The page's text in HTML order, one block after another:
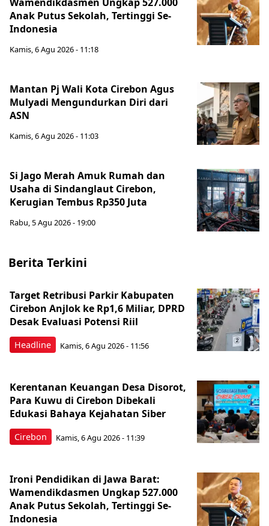
Anak Putus Sekolah, Tertinggi Se-
Indonesia
Kamis, 6 Agu 2026 - 11:18
Mantan Pj Wali Kota Cirebon Agus
Mulyadi Mengundurkan Diri dari
ASN
Kamis, 6 Agu 2026 - 11:03
Si Jago Merah Amuk Rumah dan
Usaha di Sindanglaut Cirebon,
Kerugian Tembus Rp350 Juta
Rabu, 5 Agu 2026 - 19:00
Berita Terkini
Headline
Target Retribusi Parkir Kabupaten
Cirebon Anjlok ke Rp1,6 Miliar, DPRD
Desak Evaluasi Potensi Riil
Kamis, 6 Agu 2026 - 11:56
Cirebon
Kerentanan Keuangan Desa Disorot,
Para Kuwu di Cirebon Dibekali
Edukasi Bahaya Kejahatan Siber
Kamis, 6 Agu 2026 - 11:39
Ironi Pendidikan di Jawa Barat:
Wamendikdasmen Ungkap 527.000
Anak Putus Sekolah, Tertinggi Se-
Indonesia